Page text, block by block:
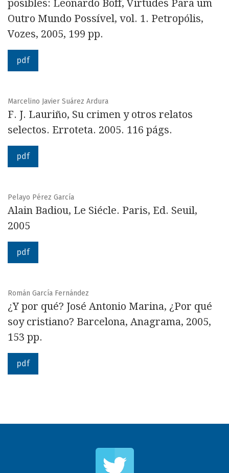
posibles: Leonardo Boff, Virtudes Para um
Outro Mundo Possível, vol. 1. Petropólis,
Vozes, 2005, 199 pp.
pdf
Marcelino Javier Suárez Ardura
F. J. Lauriño, Su crimen y otros relatos
selectos. Erroteta. 2005. 116 págs.
pdf
Pelayo Pérez García
Alain Badiou, Le Siécle. Paris, Ed. Seuil,
2005
pdf
Román García Fernández
¿Y por qué? José Antonio Marina, ¿Por qué
soy cristiano? Barcelona, Anagrama, 2005,
153 pp.
pdf